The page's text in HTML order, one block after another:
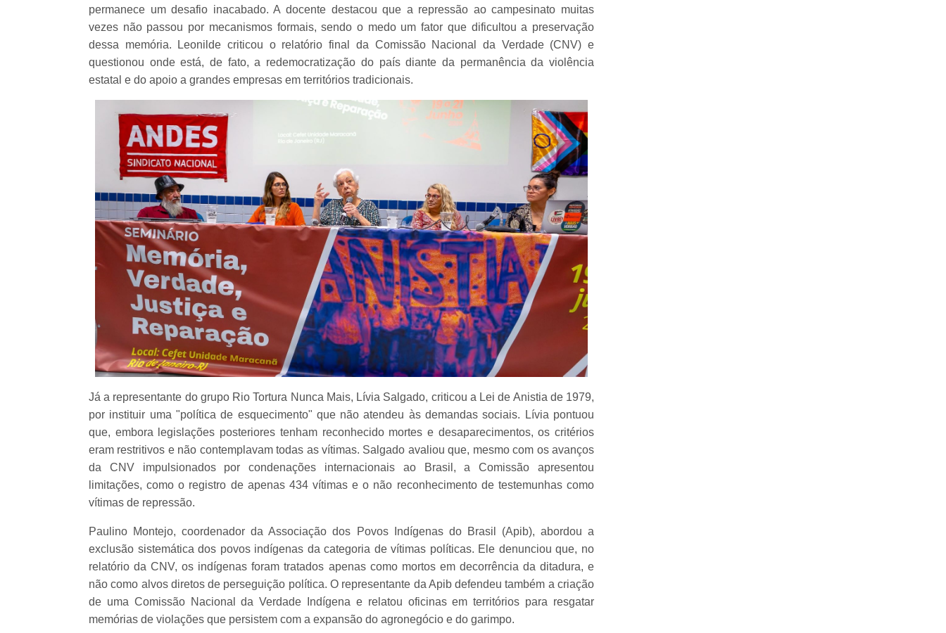
permanece um desafio inacabado. A docente destacou que a repressão ao campesinato muitas
vezes não passou por mecanismos formais, sendo o medo um fator que dificultou a preservação
dessa memória. Leonilde criticou o relatório final da Comissão Nacional da Verdade (CNV) e
questionou onde está, de fato, a redemocratização do país diante da permanência da violência
estatal e do apoio a grandes empresas em territórios tradicionais.
Já a representante do grupo Rio Tortura Nunca Mais, Lívia Salgado, criticou a Lei de Anistia de 1979,
por instituir uma "política de esquecimento" que não atendeu às demandas sociais. Lívia pontuou
que, embora legislações posteriores tenham reconhecido mortes e desaparecimentos, os critérios
eram restritivos e não contemplavam todas as vítimas. Salgado avaliou que, mesmo com os avanços
da CNV impulsionados por condenações internacionais ao Brasil, a Comissão apresentou
limitações, como o registro de apenas 434 vítimas e o não reconhecimento de testemunhas como
vítimas de repressão.
Paulino Montejo, coordenador da Associação dos Povos Indígenas do Brasil (Apib), abordou a
exclusão sistemática dos povos indígenas da categoria de vítimas políticas. Ele denunciou que, no
relatório da CNV, os indígenas foram tratados apenas como mortos em decorrência da ditadura, e
não como alvos diretos de perseguição política. O representante da Apib defendeu também a criação
de uma Comissão Nacional da Verdade Indígena e relatou oficinas em territórios para resgatar
memórias de violações que persistem com a expansão do agronegócio e do garimpo.